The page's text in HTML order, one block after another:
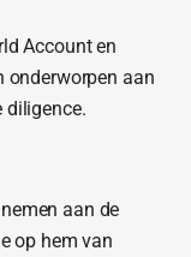
Account en
onderworpen aan
diligence.
aan de
op hem van